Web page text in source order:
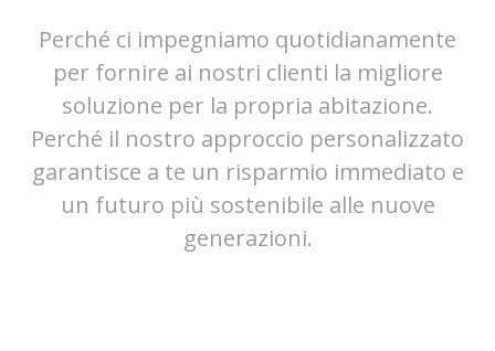
Perché ci impegniamo quotidianamente
per fornire ai nostri clienti la migliore
soluzione per la propria abitazione.
Perché il nostro approccio personalizzato
garantisce a te un risparmio immediato e
un futuro più sostenibile alle nuove
generazioni.